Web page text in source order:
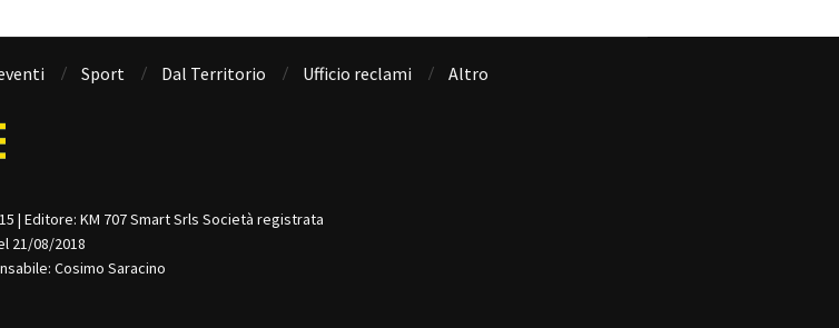
Sport Dal Territorio Ufficio reclami Altro
| Editore: KM 707 Smart Srls Società registrata
21/08/2018
Cosimo Saracino